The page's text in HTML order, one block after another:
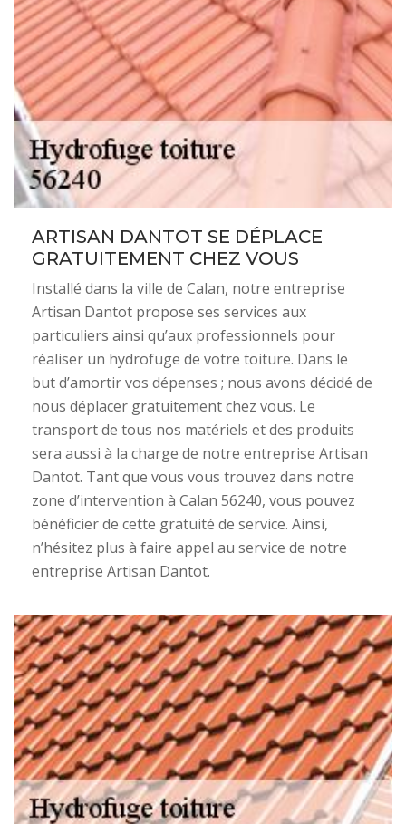
ARTISAN DANTOT SE DÉPLACE
GRATUITEMENT CHEZ VOUS
Installé dans la ville de Calan, notre entreprise
Artisan Dantot propose ses services aux
particuliers ainsi qu’aux professionnels pour
réaliser un hydrofuge de votre toiture. Dans le
but d’amortir vos dépenses ; nous avons décidé de
nous déplacer gratuitement chez vous. Le
transport de tous nos matériels et des produits
sera aussi à la charge de notre entreprise Artisan
Dantot. Tant que vous vous trouvez dans notre
zone d’intervention à Calan 56240, vous pouvez
bénéficier de cette gratuité de service. Ainsi,
n’hésitez plus à faire appel au service de notre
entreprise Artisan Dantot.